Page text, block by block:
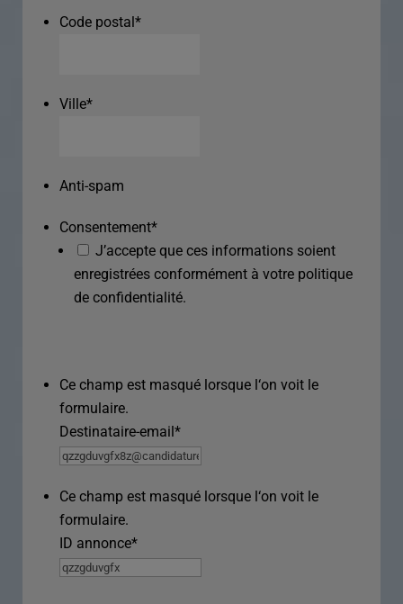
Code postal*
Ville*
Anti-spam
Consentement*
J’accepte que ces informations soient
enregistrées conformément à votre politique
de confidentialité.
Ce champ est masqué lorsque l‘on voit le
formulaire.
Destinataire-email*
Ce champ est masqué lorsque l‘on voit le
formulaire.
ID annonce*